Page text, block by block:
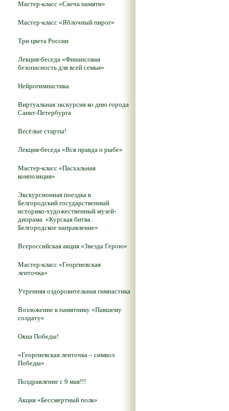
Мастер-класс «Свеча памяти»
Мастер-класс «Яблочный пирог»
Три цвета России
Лекция-беседа «Финансовая
безопасность для всей семьи»
Нейрогимнастика
Виртуальная экскурсия ко дню города
Санкт-Петербурга
Весёлые старты!
Лекция-беседа «Вся правда о рыбе»
Мастер-класс «Пасхальная
композиция»
Экскурсионная поездка в
Белгородский государственный
историко-художественный музей-
диорама «Курская битва.
Белгородское направление»
Всероссийская акция «Звезда Герою»
Мастер-класс «Георгиевская
ленточка»
Утренняя оздоровительная гимнастика
Возложение к памятнику «Павшему
солдату»
Окна Победы!
«Георгиевская ленточка – символ
Победы»
Поздравление с 9 мая!!!
Акция «Бессмертный полк»